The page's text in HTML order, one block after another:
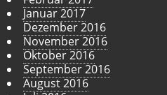
Januar 2017
Dezember 2016
November 2016
Oktober 2016
September 2016
August 2016